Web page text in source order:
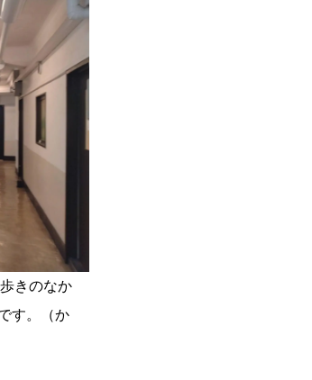
きのなか
す。（か